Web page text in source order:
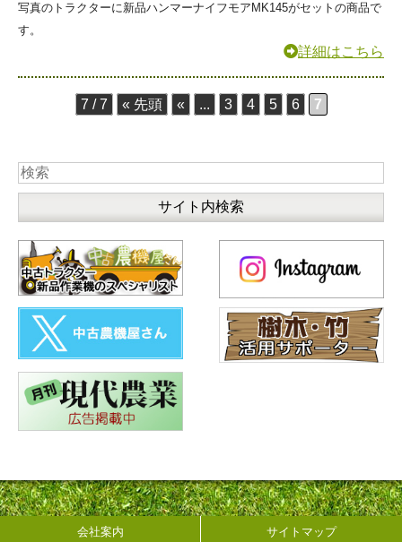
写真のトラクターに新品ハンマーナイフモアMK145がセットの商品で
す。
詳細はこちら
7 / 7 « 先頭 « ... 3 4 5 6 7
会社案内 サイトマップ